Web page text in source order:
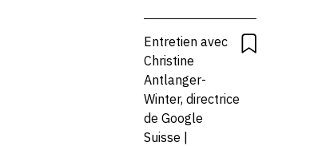
dans
tous nos
produits»
ARTIFICIELLE
PLACE
RECHERCHE ET
INNOVATION
TECHNOLOGIE
Entretien avec
Christine
Antlanger-
Winter, directrice
de Google
Suisse |